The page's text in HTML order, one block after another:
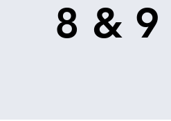
8 & 9